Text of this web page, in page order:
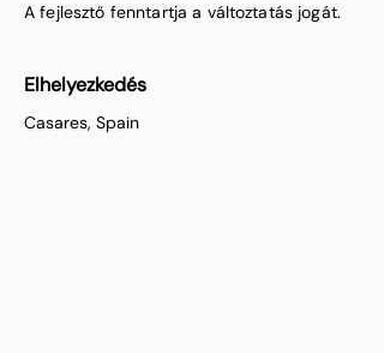
A fejlesztő fenntartja a változtatás jogát.
Elhelyezkedés
Casares, Spain